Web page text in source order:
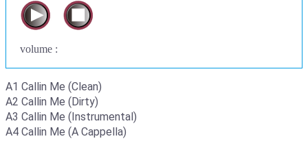
volume :
A1 Callin Me (Clean)
A2 Callin Me (Dirty)
A3 Callin Me (Instrumental)
A4 Callin Me (A Cappella)